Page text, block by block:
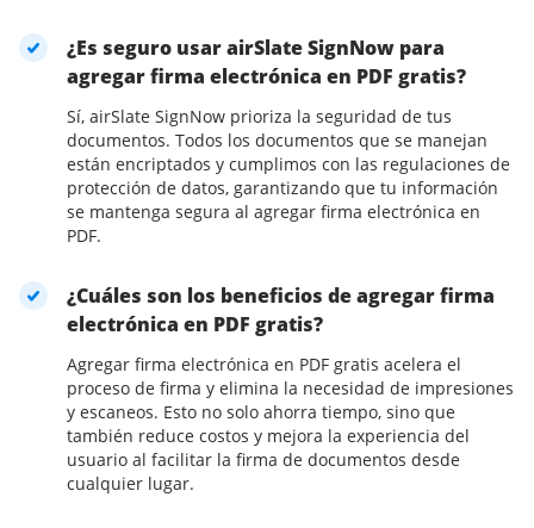
¿Es seguro usar airSlate SignNow para
agregar firma electrónica en PDF gratis?
Sí, airSlate SignNow prioriza la seguridad de tus
documentos. Todos los documentos que se manejan
están encriptados y cumplimos con las regulaciones de
protección de datos, garantizando que tu información
se mantenga segura al agregar firma electrónica en
PDF.
¿Cuáles son los beneficios de agregar firma
electrónica en PDF gratis?
Agregar firma electrónica en PDF gratis acelera el
proceso de firma y elimina la necesidad de impresiones
y escaneos. Esto no solo ahorra tiempo, sino que
también reduce costos y mejora la experiencia del
usuario al facilitar la firma de documentos desde
cualquier lugar.